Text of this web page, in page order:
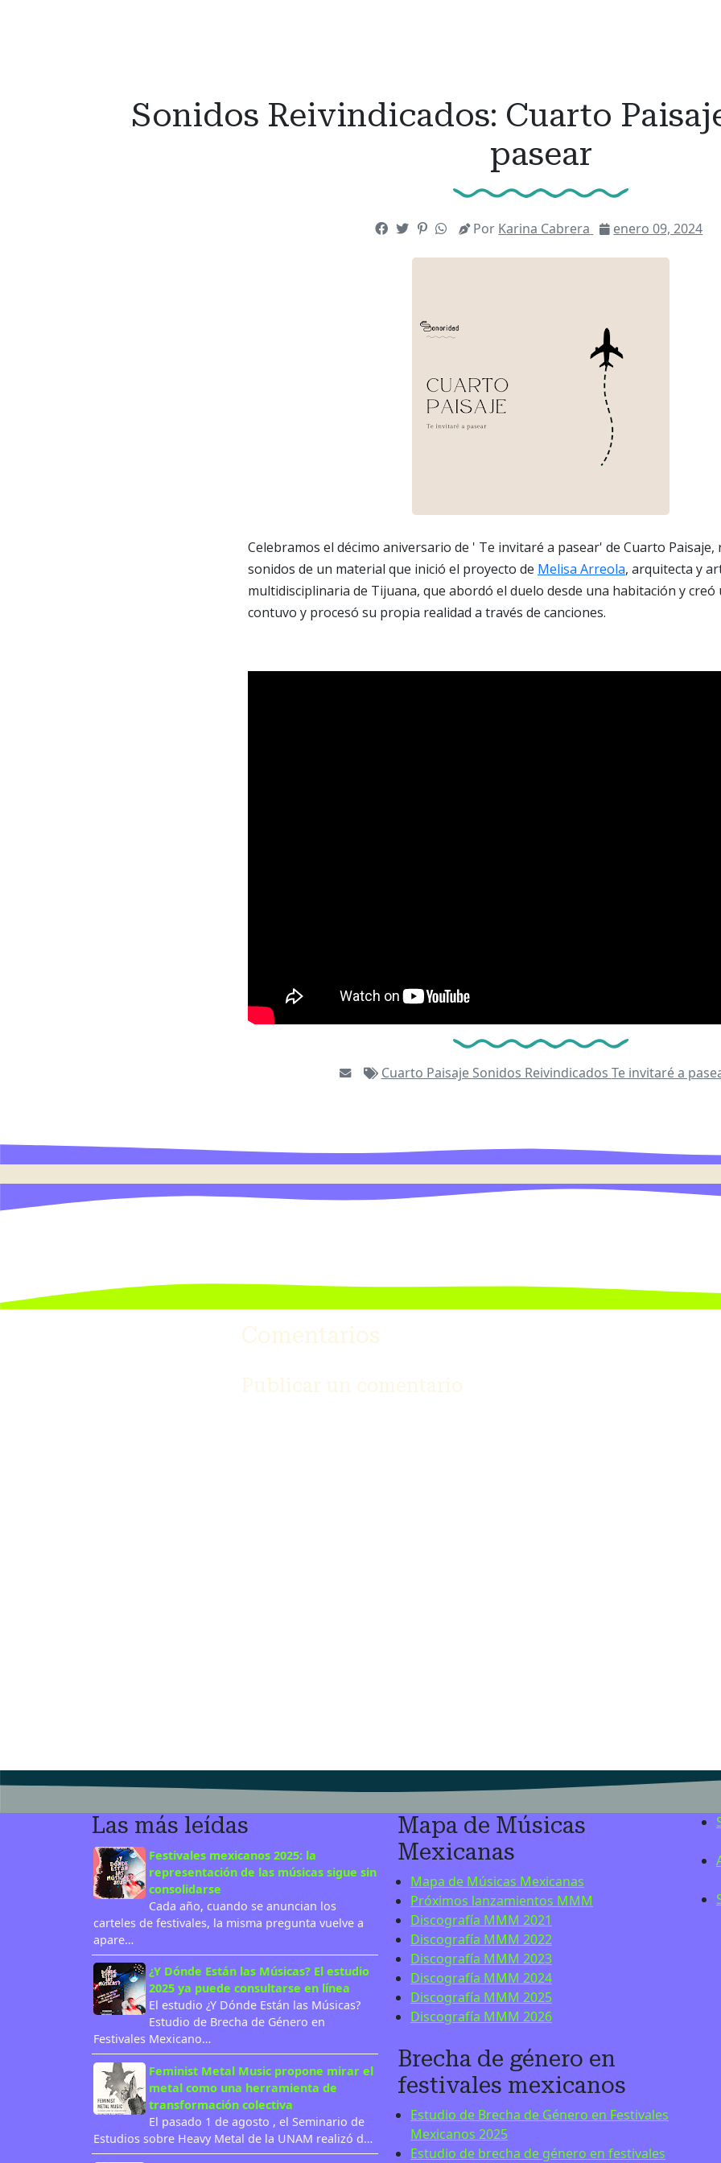
Sonidos Reivindicados: Cuarto
pasear
Por Karina Cabrera enero 09, 2024
Celebramos el décimo aniversario de ' Te invitaré a pasear' de Cuarto Paisaje,
sonidos de un material que inició el proyecto de Melisa Arreola, arquitecta y
multidisciplinaria de Tijuana, que abordó el duelo desde una habitación y
contuvo y procesó su propia realidad a través de canciones.
Cuarto Paisaje Sonidos Reivindicados Te invitaré a
Comentarios
Publicar un comentario
Las más leídas
Festivales mexicanos 2025: la
representación de las músicas sigue sin
consolidarse
Cada año, cuando se anuncian los
carteles de festivales, la misma pregunta vuelve a
apare…
¿Y Dónde Están las Músicas? El estudio
2025 ya puede consultarse en línea
El estudio ¿Y Dónde Están las Músicas?
Estudio de Brecha de Género en
Festivales Mexicano…
Feminist Metal Music propone mirar el
metal como una herramienta de
transformación colectiva
El pasado 1 de agosto , el Seminario de
Estudios sobre Heavy Metal de la UNAM realizó d…
Mapa de Músicas
Mexicanas
Mapa de Músicas Mexicanas
Próximos lanzamientos MMM
Discografía MMM 2021
Discografía MMM 2022
Discografía MMM 2023
Discografía MMM 2024
Discografía MMM 2025
Discografía MMM 2026
Brecha de género en
festivales mexicanos
Estudio de Brecha de Género en Festivales
Mexicanos 2025
Estudio de brecha de género en festivales